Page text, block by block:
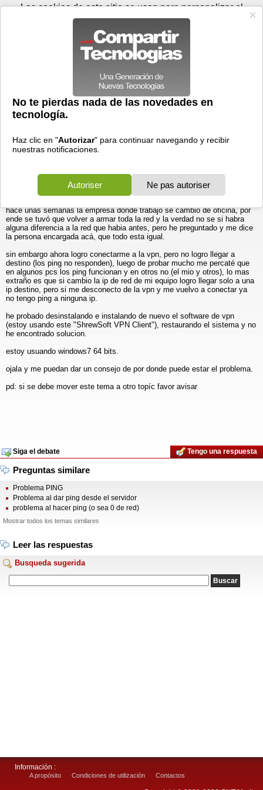
Prensa Videos
>Discusiones
Problema ping VPN
Problema ping VPN
17/01/2011 - 16:15 porrkdo |Informe spam
estimados me acabo de registrar en este foro para ver si me pueden
les cuento como se origino el problema:
hace unas semanas la empresa donde trabajo se cambió de oficina, por
ende se tuvó que volver a armar toda la red y la verdad no se si habra
alguna diferencia a la red que habia antes, pero he preguntado y me dice
la persona encargada acá, que todo esta igual.
sin embargo ahora logro conectarme a la vpn, pero no logro llegar a
destino (los ping no responden), luego de probar mucho me percaté que
en algunos pcs los ping funcionan y en otros no (el mio y otros), lo mas
extraño es que si cambio la ip de red de mi equipo logro llegar solo a una
ip destino, pero si me desconecto de la vpn y me vuelvo a conectar ya
no tengo ping a ninguna ip.
he probado desinstalando e instalando de nuevo el software de vpn
(estoy usando este "ShrewSoft VPN Client"), restaurando el sistema y no
he encontrado solucion.
estoy usuando windows7 64 bits.
ojala y me puedan dar un consejo de por donde puede estar el problema.
pd: si se debe mover este tema a otro topíc favor avisar
Siga el debate Tengo una respuesta
Preguntas similare
Problema PING
Problema al dar ping desde el servidor
problema al hacer ping (o sea 0 de red)
Mostrar todos los temas similares
Leer las respuestas
Busqueda sugerida
Domingo 09 de agosto - 13:00 Registrar Conectar
Información :
A propósito Condiciones de utilización Contactos
Las cookies de este sitio se usan para personalizar el
contenido y los anuncios, para ofrecer funciones de medios
sociales y para analizar el tráfico. Además, compartimos
información sobre el uso que haga del sitio web con nuestros
partners de medios sociales, de publicidad y de análisis
web.
OK